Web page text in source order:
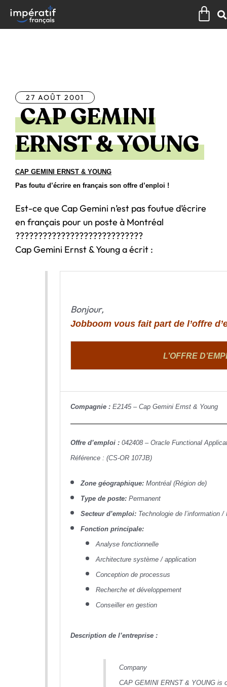
contenu
27 AOÛT 2001
CAP GEMINI
ERNST & YOUNG
CAP GEMINI ERNST & YOUNG
Pas foutu d’écrire en français son offre d’enploi !
Est-ce que Cap Gemini n’est pas foutue d’écrire
en français pour un poste à Montréal
????????????????????????????
Cap Gemini Ernst & Young a écrit :
Bonjour,
Jobboom vous fait part de l’offre
L’OFFRE
Compagnie : E2145 – Cap Gemini Ernst & Young
Offre d’emploi : 042408 – Oracle Functional
Référence : (CS-OR 107JB)
Zone géographique: Montréal (Région de)
Type de poste: Permanent
Secteur d’emploi: Technologie de l’information /
Fonction principale:
Analyse fonctionnelle
Architecture système / application
Conception de processus
Recherche et développement
Conseiller en gestion
Description de l’entreprise :
Company
CAP GEMINI ERNST & YOUNG is